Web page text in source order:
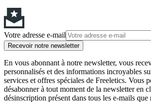
Votre adresse e-mail
Recevoir notre newsletter
En vous abonnant à notre newsletter, vous
personnalisés et des informations incroyables
services et offres spéciales de Freeletics. Vous
désabonner à tout moment de la newsletter en
désinscription présent dans tous les e-mails que